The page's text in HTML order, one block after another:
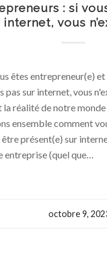
: si
internet, vous
êtes entrepreneur(e) et
pas sur internet, vous
la réalité de notre monde
ensemble comment
présent(e) sur
entreprise (quel que…
octobre 9,